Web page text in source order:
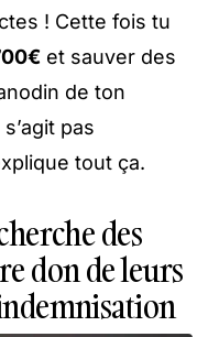
! Cette fois tu
et sauver des
de ton
pas
tout ça.
des
don de leurs